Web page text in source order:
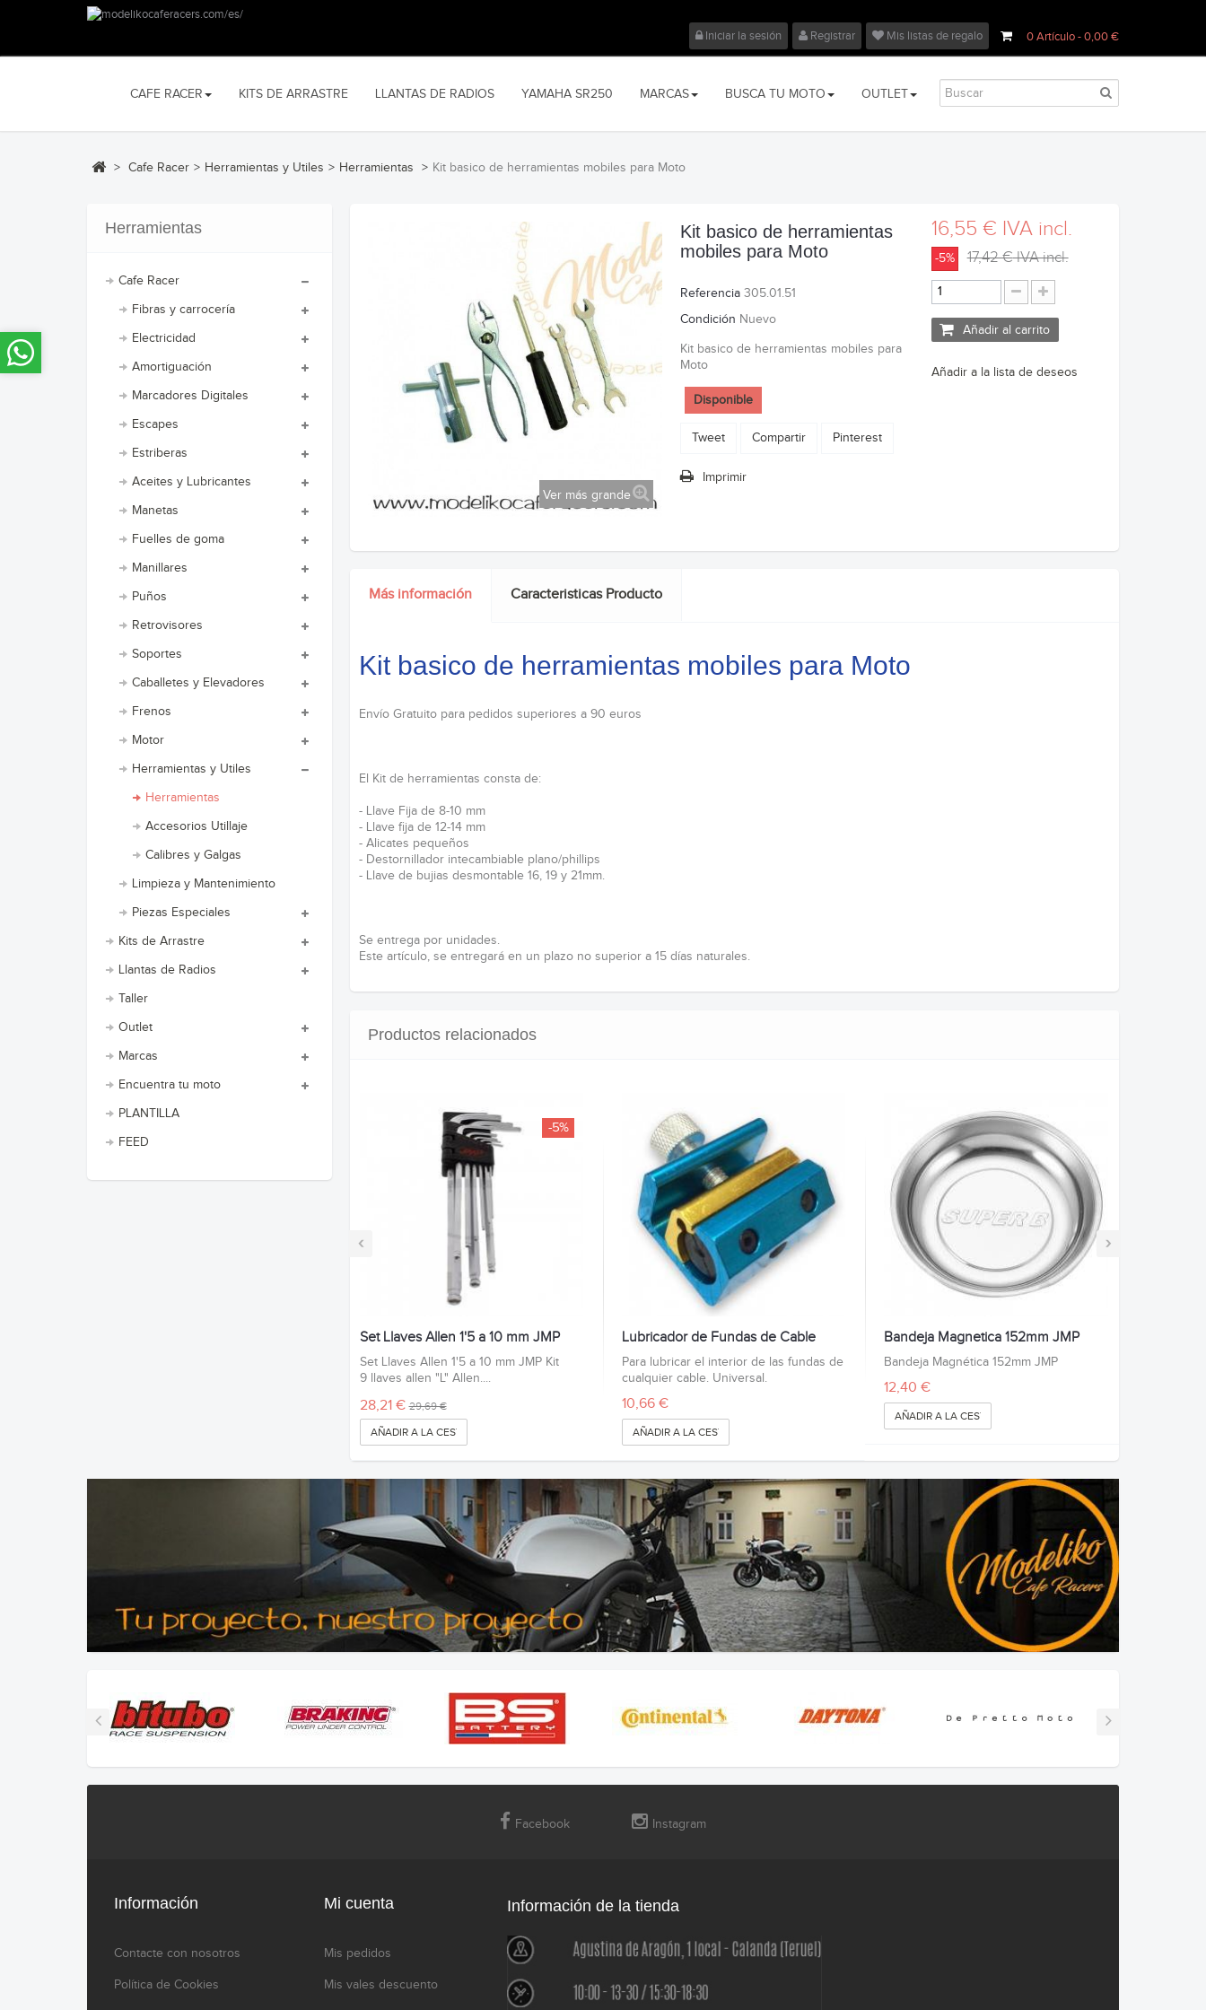
0Artículo- 0,00 €
Iniciar la sesión Registrar Mis listas de regalo
CAFE RACER KITS DE ARRASTRE LLANTAS DE RADIOS YAMAHA SR250 MARCAS BUSCA TU MOTO OUTLET
> Cafe Racer > Herramientas y Utiles > Herramientas > Kit basico de herramientas mobiles para Moto
Herramientas
Cafe Racer
Fibras y carrocería
Electricidad
Amortiguación
Marcadores Digitales
Escapes
Estriberas
Aceites y Lubricantes
Manetas
Fuelles de goma
Manillares
Puños
Retrovisores
Soportes
Caballetes y Elevadores
Frenos
Motor
Herramientas y Utiles
Herramientas
Accesorios Utillaje
Calibres y Galgas
Limpieza y Mantenimiento
Piezas Especiales
Kits de Arrastre
Llantas de Radios
Taller
Outlet
Marcas
Encuentra tu moto
PLANTILLA
FEED
Ver más grande
Kit basico de herramientas
mobiles para Moto
Referencia 305.01.51
Condición Nuevo
Kit basico de herramientas mobiles para
Moto
Disponible
Tweet Compartir Pinterest
Imprimir
16,55 € IVA incl.
-5% 17,42 €IVA incl.
Añadir al carrito
Añadir a la lista de deseos
Más información Caracteristicas Producto
Kit basico de herramientas mobiles para Moto
Envío Gratuito para pedidos superiores a 90 euros
El Kit de herramientas consta de:
- Llave Fija de 8-10 mm
- Llave fija de 12-14 mm
- Alicates pequeños
- Destornillador intecambiable plano/phillips
- Llave de bujias desmontable 16, 19 y 21mm.
Se entrega por unidades.
Este artículo, se entregará en un plazo no superior a 15 días naturales.
Productos relacionados
‹ ›
-5%
Set Llaves Allen 1'5 a 10 mm JMP
Set Llaves Allen 1'5 a 10 mm JMP Kit
9 llaves allen "L" Allen....
28,21 € 29,69 €
AÑADIR A LA CESTA
Lubricador de Fundas de Cable
Para lubricar el interior de las fundas de
cualquier cable. Universal.
10,66 €
AÑADIR A LA CESTA
Bandeja Magnetica 152mm JMP
Bandeja Magnética 152mm JMP
12,40 €
AÑADIR A LA CESTA
Facebook Instagram
Información
Contacte con nosotros
Política de Cookies
Mi cuenta
Mis pedidos
Mis vales descuento
Información de la tienda